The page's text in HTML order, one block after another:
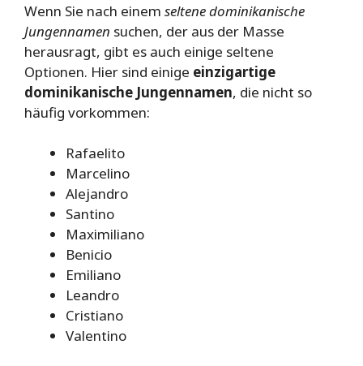
Wenn Sie nach einem seltene dominikanische
Jungennamen suchen, der aus der Masse
herausragt, gibt es auch einige seltene
Optionen. Hier sind einige einzigartige
dominikanische Jungennamen, die nicht so
häufig vorkommen:
Rafaelito
Marcelino
Alejandro
Santino
Maximiliano
Benicio
Emiliano
Leandro
Cristiano
Valentino